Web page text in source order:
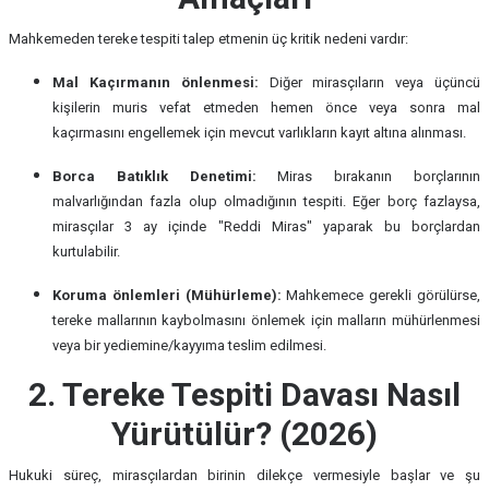
Mahkemeden tereke tespiti talep etmenin üç kritik nedeni vardır:
Mal Kaçırmanın önlenmesi: Diğer mirasçıların veya üçüncü
kişilerin muris vefat etmeden hemen önce veya sonra mal
kaçırmasını engellemek için mevcut varlıkların kayıt altına alınması.
Borca Batıklık Denetimi: Miras bırakanın borçlarının
malvarlığından fazla olup olmadığının tespiti. Eğer borç fazlaysa,
mirasçılar 3 ay içinde "Reddi Miras" yaparak bu borçlardan
kurtulabilir.
Koruma önlemleri (Mühürleme): Mahkemece gerekli görülürse,
tereke mallarının kaybolmasını önlemek için malların mühürlenmesi
veya bir yediemine/kayyıma teslim edilmesi.
2. Tereke Tespiti Davası Nasıl
Yürütülür? (2026)
Hukuki süreç, mirasçılardan birinin dilekçe vermesiyle başlar ve şu